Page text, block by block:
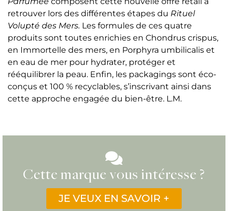
retrouver lors des différentes étapes du Rituel
Volupté des Mers. Les formules de ces quatre
produits sont toutes enrichies en Chondrus crispus,
en Immortelle des mers, en Porphyra umbilicalis et
en eau de mer pour hydrater, protéger et
rééquilibrer la peau. Enfin, les packagings sont éco-
conçus et 100 % recyclables, s’inscrivant ainsi dans
cette approche engagée du bien-être. L.M.
Cette marque vous intéresse ?
JE VEUX EN SAVOIR +